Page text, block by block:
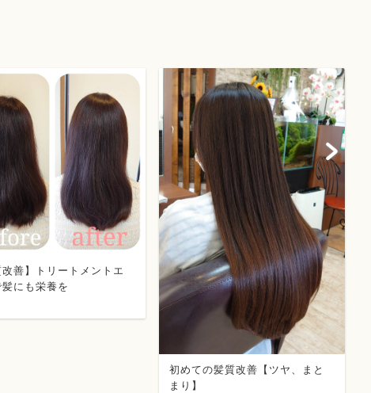
改善】トリートメントエ
髪にも栄養を
初めての髪質改善【ツヤ、まと
まり】